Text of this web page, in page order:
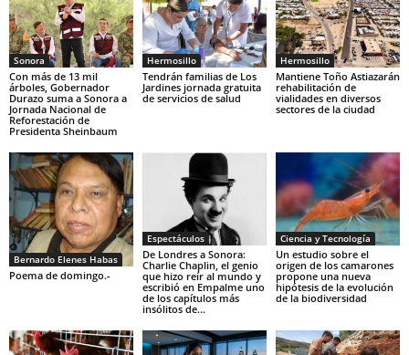
Sonora
Con más de 13 mil
árboles, Gobernador
Durazo suma a Sonora a
Jornada Nacional de
Reforestación de
Presidenta Sheinbaum
Hermosillo
Tendrán familias de Los
Jardines jornada gratuita
de servicios de salud
Hermosillo
Mantiene Toño Astiazarán
rehabilitación de
vialidades en diversos
sectores de la ciudad
Bernardo Elenes Habas
Poema de domingo.-
Espectáculos
De Londres a Sonora:
Charlie Chaplin, el genio
que hizo reír al mundo y
escribió en Empalme uno
de los capítulos más
insólitos de...
Ciencia y Tecnología
Un estudio sobre el
origen de los camarones
propone una nueva
hipótesis de la evolución
de la biodiversidad